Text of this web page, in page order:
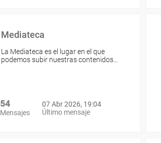
Mediateca
La Mediateca es el lugar en el que
podemos subir nuestras contenidos…
54
Mensajes
07 Abr 2026, 19:04
Último mensaje